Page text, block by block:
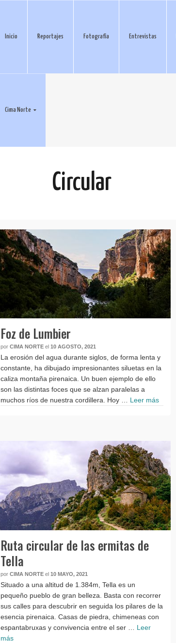
Inicio Reportajes Fotografía Entrevistas
Cima Norte
Circular
Foz de Lumbier
por CIMA NORTE el 10 AGOSTO, 2021
La erosión del agua durante siglos, de forma lenta y
constante, ha dibujado impresionantes siluetas en la
caliza montaña pirenaica. Un buen ejemplo de ello
son las distintas foces que se alzan paralelas a
muchos ríos de nuestra cordillera. Hoy … Leer más
Ruta circular de las ermitas de
Tella
por CIMA NORTE el 10 MAYO, 2021
Situado a una altitud de 1.384m, Tella es un
pequeño pueblo de gran belleza. Basta con recorrer
sus calles para descubrir en seguida los pilares de la
esencia pirenaica. Casas de piedra, chimeneas con
espantabruxas y convivencia entre el ser … Leer
más